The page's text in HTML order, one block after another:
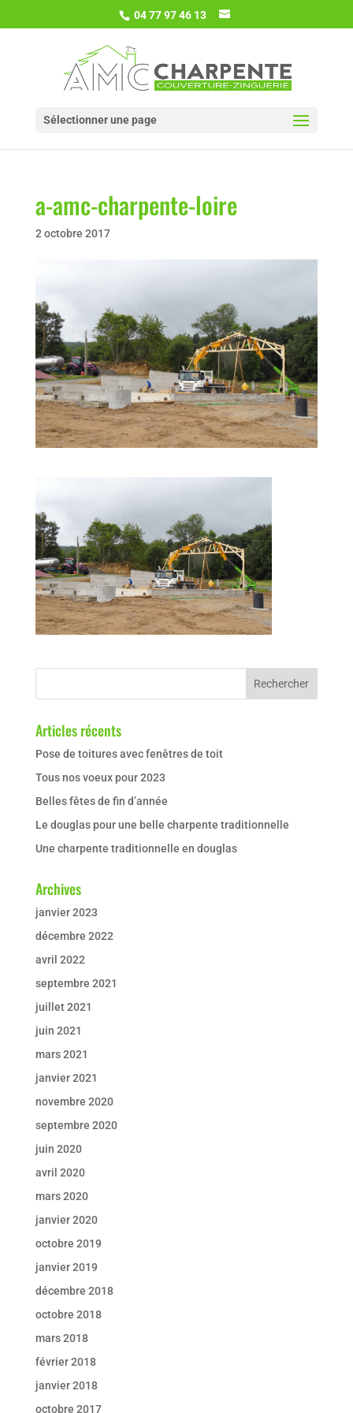
04 77 97 46 13
Sélectionner une page
a-amc-charpente-loire
2 octobre 2017
Articles récents
Pose de toitures avec fenêtres de toit
Tous nos voeux pour 2023
Belles fêtes de fin d’année
Le douglas pour une belle charpente traditionnelle
Une charpente traditionnelle en douglas
Archives
janvier 2023
décembre 2022
avril 2022
septembre 2021
juillet 2021
juin 2021
mars 2021
janvier 2021
novembre 2020
septembre 2020
juin 2020
avril 2020
mars 2020
janvier 2020
octobre 2019
janvier 2019
décembre 2018
octobre 2018
mars 2018
février 2018
janvier 2018
octobre 2017